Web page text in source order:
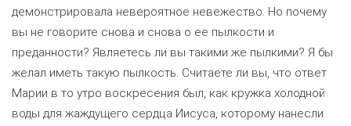
демонстрировала невероятное невежество. Но почему
вы не говорите снова и снова о ее пылкости и
преданности? Являетесь ли вы такими же пылкими? Я бы
желал иметь такую пылкость. Считаете ли вы, что ответ
Марии в то утро воскресения был, как кружка холодной
воды для жаждущего сердца Иисуса, которому нанесли